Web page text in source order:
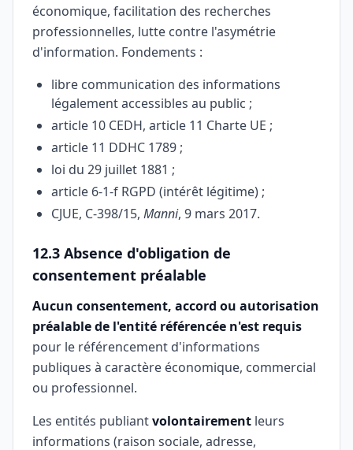
économique, facilitation des recherches
professionnelles, lutte contre l'asymétrie
d'information. Fondements :
libre communication des informations
légalement accessibles au public ;
article 10 CEDH, article 11 Charte UE ;
article 11 DDHC 1789 ;
loi du 29 juillet 1881 ;
article 6-1-f RGPD (intérêt légitime) ;
CJUE, C-398/15, Manni, 9 mars 2017.
12.3 Absence d'obligation de
consentement préalable
Aucun consentement, accord ou autorisation
préalable de l'entité référencée n'est requis
pour le référencement d'informations
publiques à caractère économique, commercial
ou professionnel.
Les entités publiantvolontairement leurs
informations (raison sociale, adresse,